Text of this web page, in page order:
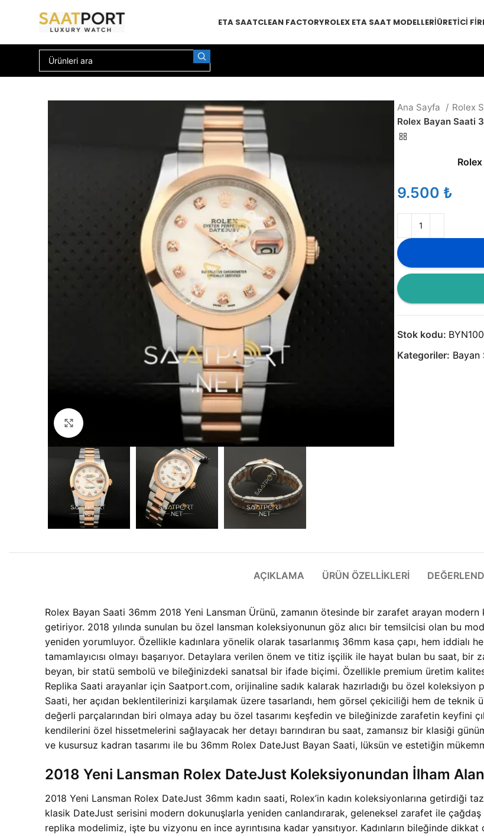
ETA SAATCLEAN FACTORYROLEX ETA SAAT MODELLERIÜRETICI
Ana Sayfa Rolex
Rolex Bayan Saati
₺
Stok kodu:
Kategoriler: Bayan
AÇIKLAMA ÜRÜN ÖZELLIKLERI
Rolex Bayan Saati 36mm 2018 Yeni Lansman Ürünü, zamanın ötesinde bir zarafet arayan
getiriyor. 2018 yılında sunulan bu özel lansman koleksiyonunun göz alıcı bir temsilcisi olan bu
yeniden yorumluyor. Özellikle kadınlara yönelik olarak tasarlanmış 36mm kasa çapı, hem
tamamlayıcısı olmayı başarıyor. Detaylara verilen önem ve titiz işçilik ile hayat bulan bu saat,
beyan, bir statü sembolü ve bileğinizdeki sanatsal bir ifade biçimi. Özellikle premium üretim
Replika Saati arayanlar için Saatport.com, orijinaline sadık kalarak hazırladığı bu özel
Saati, her açıdan beklentilerinizi karşılamak üzere tasarlandı, hem görsel çekiciliği hem de
değerli parçalarından biri olmaya aday bu özel tasarımı keşfedin ve bileğinizde zarafetin keyfini
kendilerini özel hissetmelerini sağlayacak her detayı barındıran bu saat, zamansız bir klasiği
ve kusursuz kadran tasarımı ile bu 36mm Rolex DateJust Bayan Saati, lüksün ve estetiğin
2018 Yeni Lansman Rolex DateJust Koleksiyonundan İlham
2018 Yeni Lansman Rolex DateJust 36mm kadın saati, Rolex’in kadın koleksiyonlarına getirdiği
klasik DateJust serisini modern dokunuşlarla yeniden canlandırarak, geleneksel zarafet ile çağdaş
replika modelimiz, işte bu vizyonu en ince ayrıntısına kadar yansıtıyor. Kadınların bileğinde